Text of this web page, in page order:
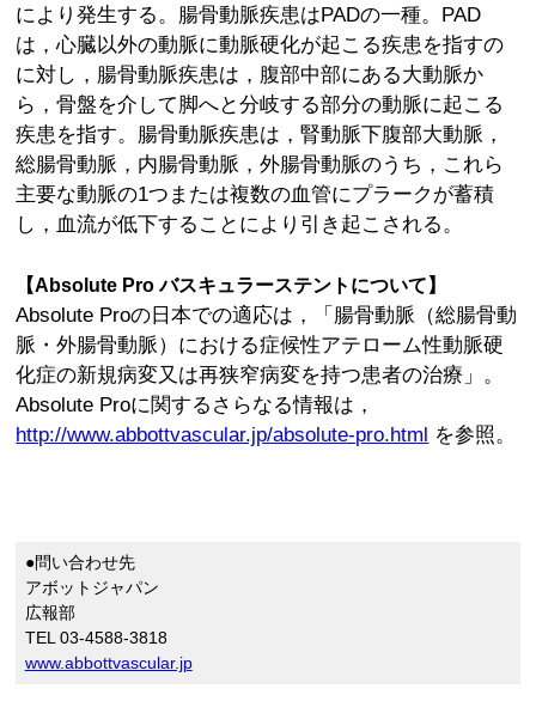
により発生する。腸骨動脈疾患はPADの一種。PAD
は，心臓以外の動脈に動脈硬化が起こる疾患を指すの
に対し，腸骨動脈疾患は，腹部中部にある大動脈か
ら，骨盤を介して脚へと分岐する部分の動脈に起こる
疾患を指す。腸骨動脈疾患は，腎動脈下腹部大動脈，
総腸骨動脈，内腸骨動脈，外腸骨動脈のうち，これら
主要な動脈の1つまたは複数の血管にプラークが蓄積
し，血流が低下することにより引き起こされる。
【Absolute Pro バスキュラーステントについて】
Absolute Proの日本での適応は，「腸骨動脈（総腸骨動
脈・外腸骨動脈）における症候性アテローム性動脈硬
化症の新規病変又は再狭窄病変を持つ患者の治療」。
Absolute Proに関するさらなる情報は，
http://www.abbottvascular.jp/absolute-pro.html を参照。
●問い合わせ先
アボットジャパン
広報部
TEL 03-4588-3818
www.abbottvascular.jp